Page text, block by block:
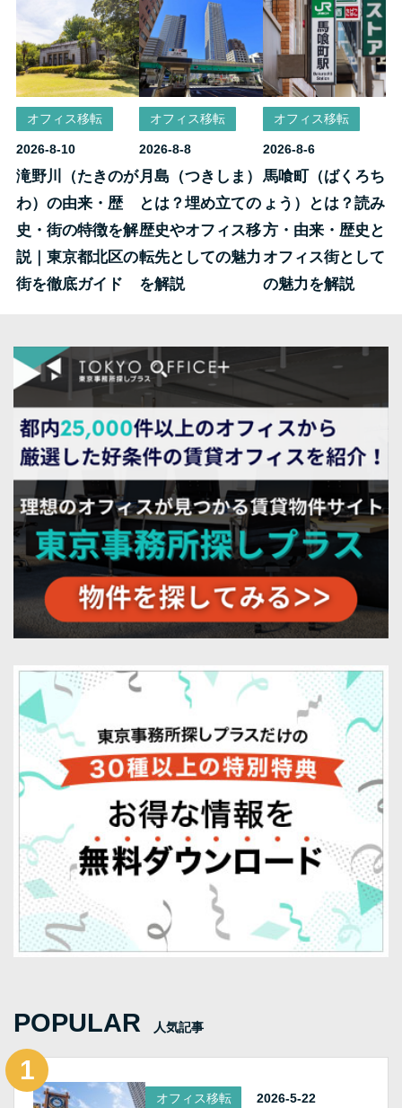
オフィス移転
2026-8-10
滝野川（たきのが
わ）の由来・歴
史・街の特徴を解
説｜東京都北区の
街を徹底ガイド
オフィス移転
2026-8-8
月島（つきしま）
とは？埋め立ての
歴史やオフィス移
転先としての魅力
を解説
オフィス移転
2026-8-6
馬喰町（ばくろち
ょう）とは？読み
方・由来・歴史と
オフィス街として
の魅力を解説
POPULAR 人気記事
オフィス移転 2026-5-22